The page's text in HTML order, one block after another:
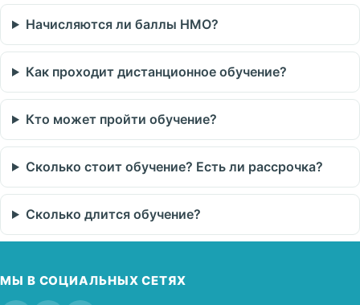
Начисляются ли баллы НМО?
Как проходит дистанционное обучение?
Кто может пройти обучение?
Сколько стоит обучение? Есть ли рассрочка?
Сколько длится обучение?
МЫ В СОЦИАЛЬНЫХ СЕТЯХ